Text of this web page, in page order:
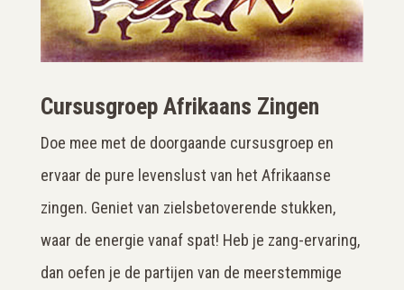
Cursusgroep Afrikaans Zingen
Doe mee met de doorgaande cursusgroep en
ervaar de pure levenslust van het Afrikaanse
zingen. Geniet van zielsbetoverende stukken,
waar de energie vanaf spat! Heb je zang-ervaring,
dan oefen je de partijen van de meerstemmige